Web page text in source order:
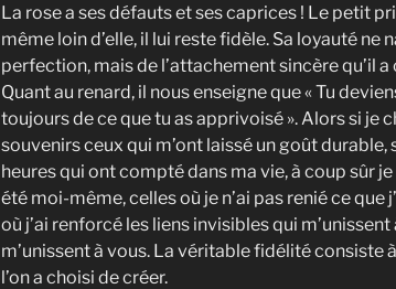
La rose a ses défauts et ses caprices ! Le petit
même loin d’elle, il lui reste fidèle. Sa loyauté ne
perfection, mais de l’attachement sincère qu’il
Quant au renard, il nous enseigne que « Tu
toujours de ce que tu as apprivoisé ». Alors si je
souvenirs ceux qui m’ont laissé un goût durable,
heures qui ont compté dans ma vie, à coup sûr
été moi-même, celles où je n’ai pas renié ce que
où j’ai renforcé les liens invisibles qui m’unissent
m’unissent à vous. La véritable fidélité consiste
l’on a choisi de créer.